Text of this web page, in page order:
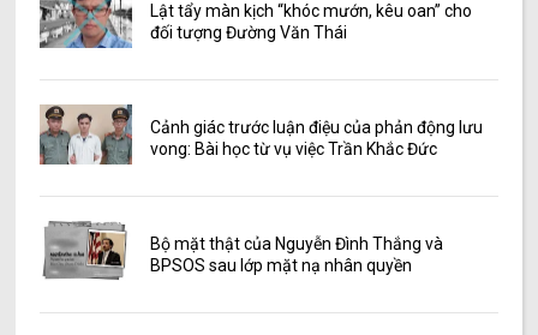
Lật tẩy màn kịch “khóc mướn, kêu oan” cho
đối tượng Đường Văn Thái
Cảnh giác trước luận điệu của phản động lưu
vong: Bài học từ vụ việc Trần Khắc Đức
Bộ mặt thật của Nguyễn Đình Thắng và
BPSOS sau lớp mặt nạ nhân quyền